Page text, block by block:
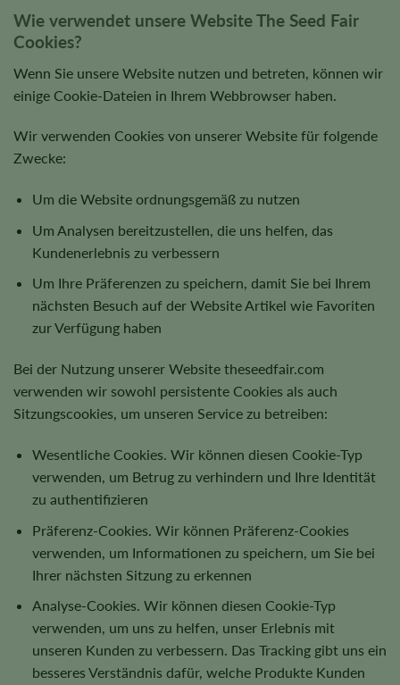
Wie verwendet unsere Website The Seed Fair
Cookies?
Wenn Sie unsere Website nutzen und betreten, können wir
einige Cookie-Dateien in Ihrem Webbrowser haben.
Wir verwenden Cookies von unserer Website für folgende
Zwecke:
Um die Website ordnungsgemäß zu nutzen
Um Analysen bereitzustellen, die uns helfen, das
Kundenerlebnis zu verbessern
Um Ihre Präferenzen zu speichern, damit Sie bei Ihrem
nächsten Besuch auf der Website Artikel wie Favoriten
zur Verfügung haben
Bei der Nutzung unserer Website theseedfair.com
verwenden wir sowohl persistente Cookies als auch
Sitzungscookies, um unseren Service zu betreiben:
Wesentliche Cookies. Wir können diesen Cookie-Typ
verwenden, um Betrug zu verhindern und Ihre Identität
zu authentifizieren
Präferenz-Cookies. Wir können Präferenz-Cookies
verwenden, um Informationen zu speichern, um Sie bei
Ihrer nächsten Sitzung zu erkennen
Analyse-Cookies. Wir können diesen Cookie-Typ
verwenden, um uns zu helfen, unser Erlebnis mit
unseren Kunden zu verbessern. Das Tracking gibt uns ein
besseres Verständnis dafür, welche Produkte Kunden